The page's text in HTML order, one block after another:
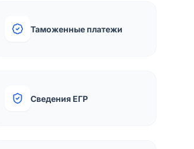
Таможенные платежи
Сведения ЕГР